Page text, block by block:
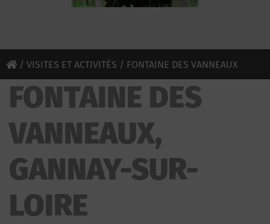
/ VISITES ET ACTIVITÉS / FONTAINE DES VANNEAUX
FONTAINE DES
VANNEAUX,
GANNAY-SUR-
LOIRE